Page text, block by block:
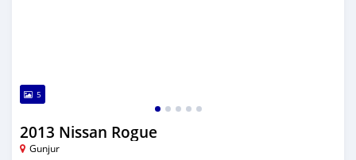
5
2013 Nissan Rogue
Gunjur